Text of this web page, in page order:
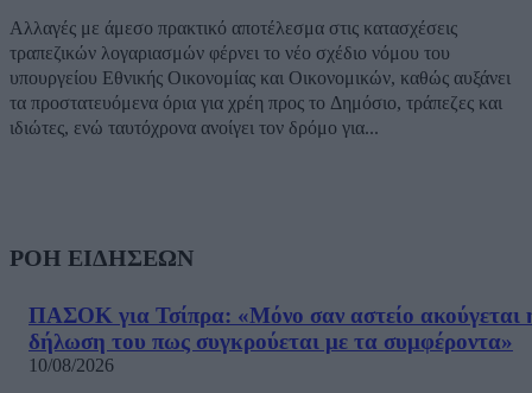
Αλλαγές με άμεσο πρακτικό αποτέλεσμα στις κατασχέσεις
τραπεζικών λογαριασμών φέρνει το νέο σχέδιο νόμου του
υπουργείου Εθνικής Οικονομίας και Οικονομικών, καθώς αυξάνει
τα προστατευόμενα όρια για χρέη προς το Δημόσιο, τράπεζες και
ιδιώτες, ενώ ταυτόχρονα ανοίγει τον δρόμο για...
ΡΟΗ ΕΙΔΗΣΕΩΝ
ΠΑΣΟΚ για Τσίπρα: «Μόνο σαν αστείο ακούγεται
δήλωση του πως συγκρούεται με τα συμφέροντα»
10/08/2026